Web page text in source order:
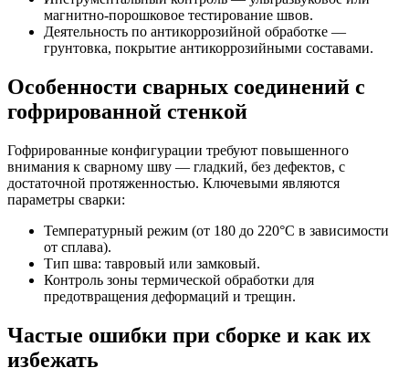
магнитно-порошковое тестирование швов.
Деятельность по антикоррозийной обработке —
грунтовка, покрытие антикоррозийными составами.
Особенности сварных соединений с
гофрированной стенкой
Гофрированные конфигурации требуют повышенного
внимания к сварному шву — гладкий, без дефектов, с
достаточной протяженностью. Ключевыми являются
параметры сварки:
Температурный режим (от 180 до 220°C в зависимости
от сплава).
Тип шва: тавровый или замковый.
Контроль зоны термической обработки для
предотвращения деформаций и трещин.
Частые ошибки при сборке и как их
избежать